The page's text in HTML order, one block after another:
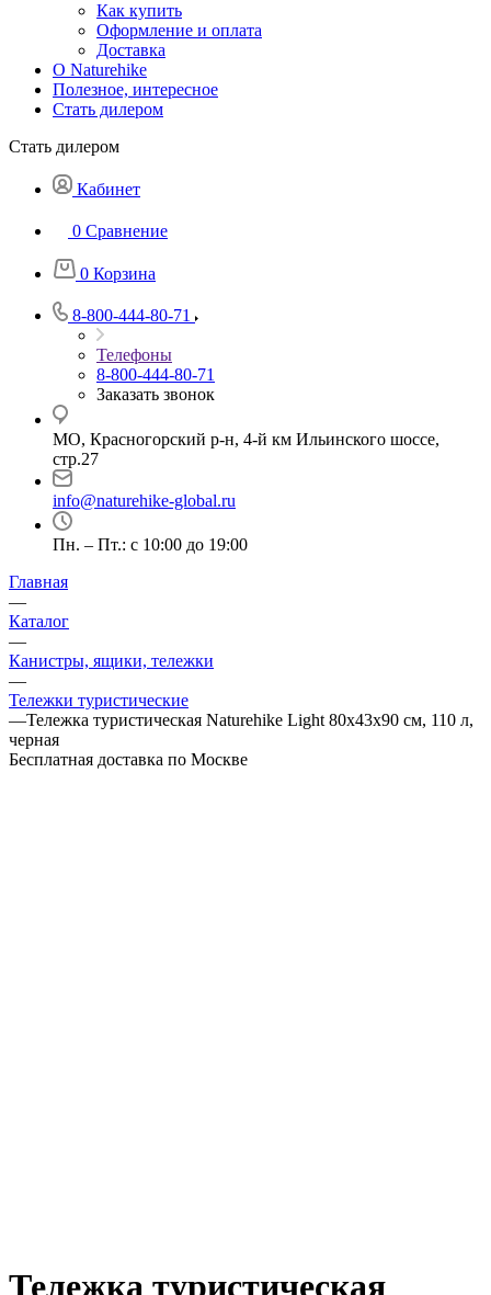
Как купить
Оформление и оплата
Доставка
О Naturehike
Полезное, интересное
Стать дилером
Стать дилером
Кабинет
0 Сравнение
0 Корзина
8-800-444-80-71
Телефоны
8-800-444-80-71
Заказать звонок
МО, Красногорский р-н, 4-й км Ильинского шоссе,
стр.27
info@naturehike-global.ru
Пн. – Пт.: с 10:00 до 19:00
Главная
—
Каталог
—
Канистры, ящики, тележки
—
Тележки туристические
—Тележка туристическая Naturehike Light 80х43х90 см, 110 л,
черная
Бесплатная доставка по Москве
Тележка туристическая